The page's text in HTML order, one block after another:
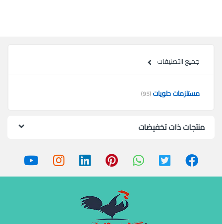
جميع التصنيفات
مستلزمات حلويات(95)
منتجات ذات تخفيضات